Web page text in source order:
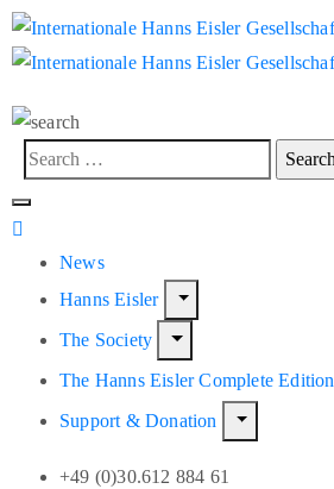
News
Hanns Eisler
The Society
The Hanns Eisler Complete Edition
Support & Donation
+49 (0)30.612 884 61